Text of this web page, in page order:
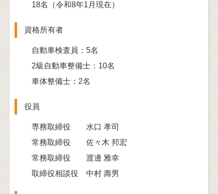
18名（令和8年1月現在）
資格所有者
自動車検査員：5名
2級自動車整備士：10名
車体整備士：2名
役員
専務取締役 水口 孝司
常務取締役 佐々木 邦宏
常務取締役 渡邊 雅幸
取締役相談役 中村 壽男